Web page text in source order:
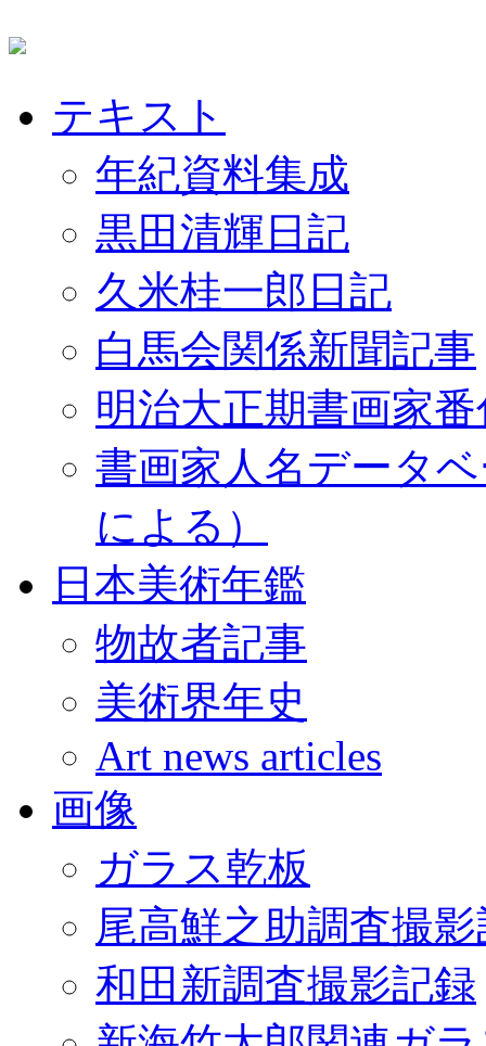
テキスト
年紀資料集成
黒田清輝日記
久米桂一郎日記
白馬会関係新聞記事
明治大正期書画家
書画家人名データ
による）
日本美術年鑑
物故者記事
美術界年史
Art news articles
画像
ガラス乾板
尾高鮮之助調査撮
和田新調査撮影記録